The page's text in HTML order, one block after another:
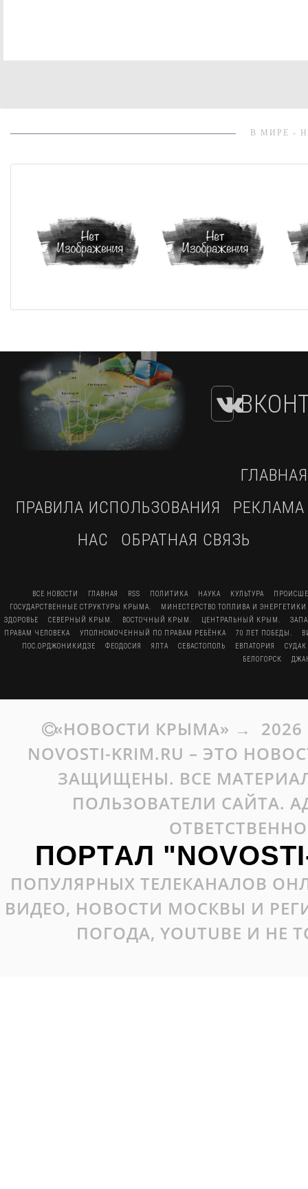
В МИРЕ -
ГЛАВНАЯ
ПРАВИЛА ИСПОЛЬЗОВАНИЯ
РЕКЛАМА
НАС
ОБРАТНАЯ СВЯЗЬ
ВСЕ НОВОСТИ ГЛАВНАЯ RSS ПОЛИТИКА НАУКА КУЛЬТУРА
ГОСУДАРСТВЕННЫЕ СТРУКТУРЫ КРЫМА.
МИНЕСТЕРСТВО ТОПЛИВА И
ЗДОРОВЬЕ
СЕВЕРНЫЙ КРЫМ. ВОСТОЧНЫЙ КРЫМ. ЦЕНТРАЛЬНЫЙ КРЫМ.
ПРАВАМ ЧЕЛОВЕКА
УПОЛНОМОЧЕННЫЙ ПО ПРАВАМ РЕБЁНКА 70 ЛЕТ ПОБЕДЫ.
ПОС.ОРДЖОНИКИДЗЕ
ФЕОДОСИЯ ЯЛТА СЕВАСТОПОЛЬ ЕВПАТОРИЯ
СУДАК
БЕЛОГОРСК
«НОВОСТИ КРЫМА» → 2026
NOVOSTI-KRIM.RU – ЭТО
ЗАЩИЩЕНЫ. ВСЕ
ПОЛЬЗОВАТЕЛИ САЙТА.
ПОРТАЛ
ПОПУЛЯРНЫХ ТЕЛЕКАНАЛОВ
ВИДЕО, НОВОСТИ МОСКВЫ И
ПОГОДА, YOUTUBE И